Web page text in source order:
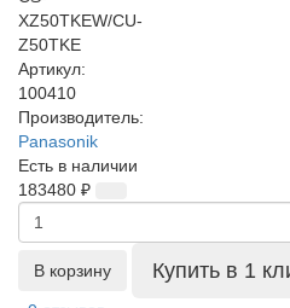
Артикул:
100410
Производитель:
Panasonik
Есть в наличии
183480 ₽
В корзину Купить в 1